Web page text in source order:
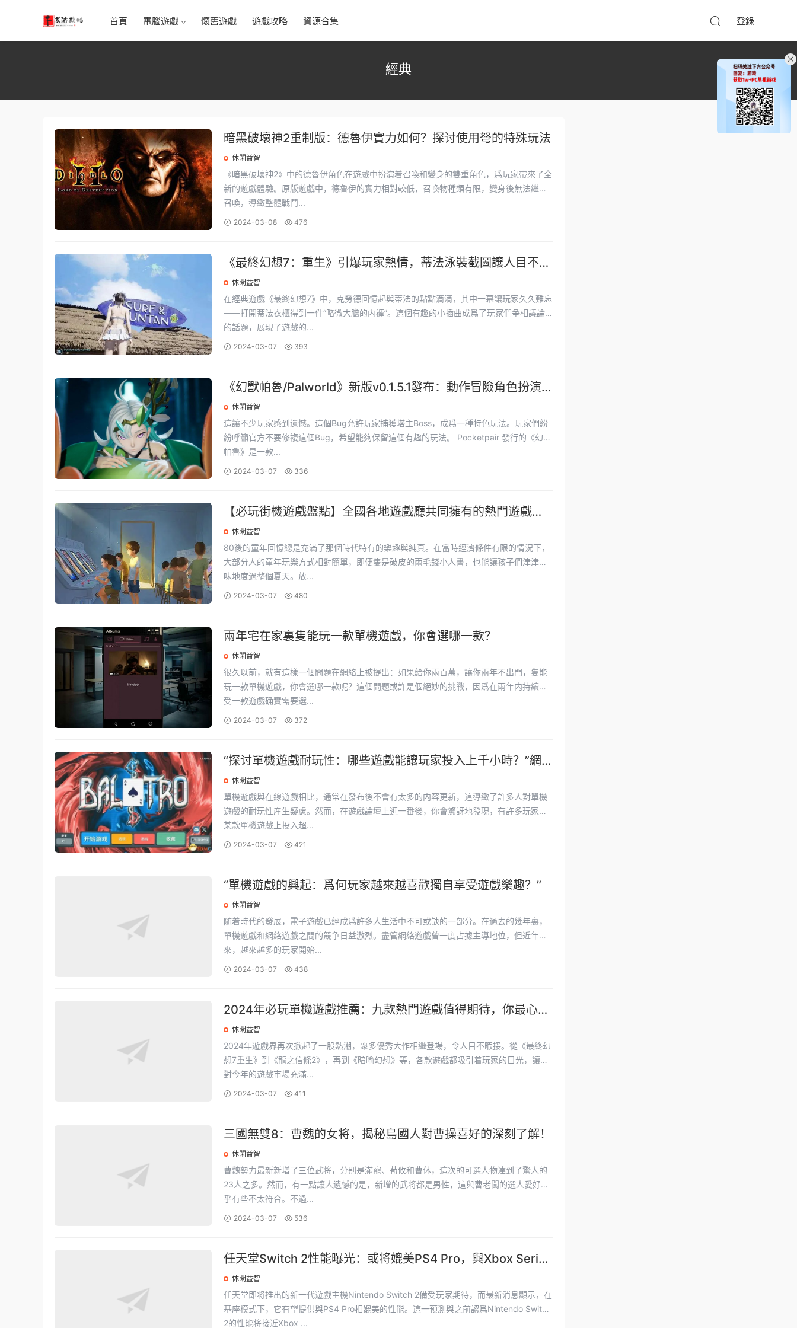
首頁 電腦遊戲 懷舊遊戲 遊戲攻略 資源合集 登錄
經典
暗黑破壞神2重制版：德魯伊實力如何？探讨使用弩的特殊玩法
休閑益智
《暗黑破壞神2》中的德魯伊角色在遊戲中扮演着召喚和變身的雙重角色，爲玩家帶來了全
新的遊戲體驗。原版遊戲中，德魯伊的實力相對較低，召喚物種類有限，變身後無法繼續
召喚，導緻整體戰鬥...
2024-03-08 476
《最終幻想7：重生》引爆玩家熱情，蒂法泳裝截圖讓人目不轉
睛！
休閑益智
在經典遊戲《最終幻想7》中，克勞德回憶起與蒂法的點點滴滴，其中一幕讓玩家久久難忘
——打開蒂法衣櫃得到一件“略微大膽的内褲”。這個有趣的小插曲成爲了玩家們争相議論
的話題，展現了遊戲的...
2024-03-07 393
《幻獸帕魯/Palworld》新版v0.1.5.1發布：動作冒險角色扮演
升級補丁，玩家不能再抓塔主了！官方緻歉…
休閑益智
這讓不少玩家感到遺憾。這個Bug允許玩家捕獲塔主Boss，成爲一種特色玩法。玩家們紛
紛呼籲官方不要修複這個Bug，希望能夠保留這個有趣的玩法。 Pocketpair 發行的《幻獸
帕魯》是一款...
2024-03-07 336
【必玩街機遊戲盤點】全國各地遊戲廳共同擁有的熱門遊戲有
哪些？
休閑益智
80後的童年回憶總是充滿了那個時代特有的樂趣與純真。在當時經濟條件有限的情況下，
大部分人的童年玩樂方式相對簡單，即便隻是破皮的兩毛錢小人書，也能讓孩子們津津有
味地度過整個夏天。放...
2024-03-07 480
兩年宅在家裏隻能玩一款單機遊戲，你會選哪一款？
休閑益智
很久以前，就有這樣一個問題在網絡上被提出：如果給你兩百萬，讓你兩年不出門，隻能
玩一款單機遊戲，你會選哪一款呢？這個問題或許是個絕妙的挑戰，因爲在兩年内持續享
受一款遊戲确實需要選...
2024-03-07 372
“探讨單機遊戲耐玩性：哪些遊戲能讓玩家投入上千小時？”網
友：真有這麽耐玩的遊戲嗎
休閑益智
單機遊戲與在線遊戲相比，通常在發布後不會有太多的内容更新，這導緻了許多人對單機
遊戲的耐玩性産生疑慮。然而，在遊戲論壇上逛一番後，你會驚訝地發現，有許多玩家在
某款單機遊戲上投入超...
2024-03-07 421
“單機遊戲的興起：爲何玩家越來越喜歡獨自享受遊戲樂趣？”
休閑益智
随着時代的發展，電子遊戲已經成爲許多人生活中不可或缺的一部分。在過去的幾年裏，
單機遊戲和網絡遊戲之間的競争日益激烈。盡管網絡遊戲曾一度占據主導地位，但近年
來，越來越多的玩家開始...
2024-03-07 438
2024年必玩單機遊戲推薦：九款熱門遊戲值得期待，你最心動
哪個？
休閑益智
2024年遊戲界再次掀起了一股熱潮，衆多優秀大作相繼登場，令人目不暇接。從《最終幻
想7重生》到《龍之信條2》，再到《暗喻幻想》等，各款遊戲都吸引着玩家的目光，讓人
對今年的遊戲市場充滿...
2024-03-07 411
三國無雙8：曹魏的女将，揭秘島國人對曹操喜好的深刻了解！
休閑益智
曹魏勢力最新新增了三位武将，分别是滿寵、荀攸和曹休，這次的可選人物達到了驚人的
23人之多。然而，有一點讓人遺憾的是，新增的武将都是男性，這與曹老闆的選人愛好似
乎有些不太符合。不過...
2024-03-07 536
任天堂Switch 2性能曝光：或将媲美PS4 Pro，與Xbox Series
S相近？
休閑益智
任天堂即将推出的新一代遊戲主機Nintendo Switch 2備受玩家期待，而最新消息顯示，在
基座模式下，它有望提供與PS4 Pro相媲美的性能。這一預測與之前認爲Nintendo Switch
2的性能将接近Xbox ...